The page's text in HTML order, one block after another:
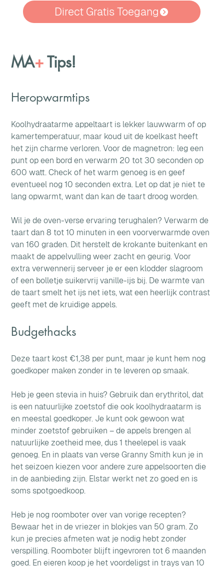
Direct Gratis Toegang
MA+Tips!
Heropwarmtips
Koolhydraatarme appeltaart is lekker lauwwarm of op
kamertemperatuur, maar koud uit de koelkast heeft
het zijn charme verloren. Voor de magnetron: leg een
punt op een bord en verwarm 20 tot 30 seconden op
600 watt. Check of het warm genoeg is en geef
eventueel nog 10 seconden extra. Let op dat je niet te
lang opwarmt, want dan kan de taart droog worden.
Wil je de oven-verse ervaring terughalen? Verwarm de
taart dan 8 tot 10 minuten in een voorverwarmde oven
van 160 graden. Dit herstelt de krokante buitenkant en
maakt de appelvulling weer zacht en geurig. Voor
extra verwennerij serveer je er een klodder slagroom
of een bolletje suikervrij vanille-ijs bij. De warmte van
de taart smelt het ijs net iets, wat een heerlijk contrast
geeft met de kruidige appels.
Budgethacks
Deze taart kost €1,38 per punt, maar je kunt hem nog
goedkoper maken zonder in te leveren op smaak.
Heb je geen stevia in huis? Gebruik dan erythritol, dat
is een natuurlijke zoetstof die ook koolhydraatarm is
en meestal goedkoper. Je kunt ook gewoon wat
minder zoetstof gebruiken – de appels brengen al
natuurlijke zoetheid mee, dus 1 theelepel is vaak
genoeg. En in plaats van verse Granny Smith kun je in
het seizoen kiezen voor andere zure appelsoorten die
in de aanbieding zijn. Elstar werkt net zo goed en is
soms spotgoedkoop.
Heb je nog roomboter over van vorige recepten?
Bewaar het in de vriezer in blokjes van 50 gram. Zo
kun je precies afmeten wat je nodig hebt zonder
verspilling. Roomboter blijft ingevroren tot 6 maanden
goed. En eieren koop je het voordeligst in trays van 10